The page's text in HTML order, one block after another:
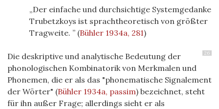
Der einfache und durchsichtige Systemgedanke
Trubetzkoys ist sprachtheoretisch von größter
Tragweite.
(Bühler 1934a, 281)
26
Die deskriptive und analytische Bedeutung der
phonologischen Kombinatorik von Merkmalen und
Phonemen, die er als das "phonematische Signalement
der Wörter" (Bühler 1934a, passim) bezeichnet, steht
für ihn außer Frage; allerdings sieht er als